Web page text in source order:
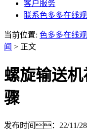
客户服务
联系色多多在线
当前位置: 色多多在线
闻 > 正文
螺旋输送
骤
发布时间：22/11/28